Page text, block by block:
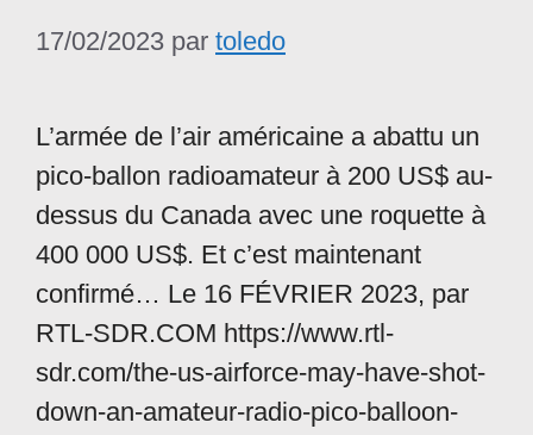
17/02/2023 par toledo
L’armée de l’air américaine a abattu un
pico-ballon radioamateur à 200 US$ au-
dessus du Canada avec une roquette à
400 000 US$. Et c’est maintenant
confirmé… Le 16 FÉVRIER 2023, par
RTL-SDR.COM https://www.rtl-
sdr.com/the-us-airforce-may-have-shot-
down-an-amateur-radio-pico-balloon-